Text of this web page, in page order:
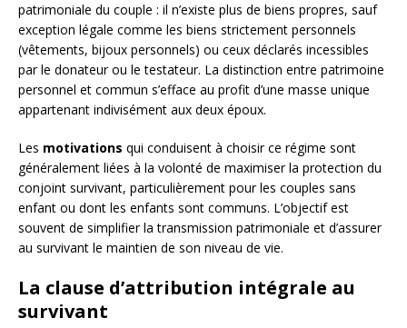
patrimoniale du couple : il n’existe plus de biens propres, sauf
exception légale comme les biens strictement personnels
(vêtements, bijoux personnels) ou ceux déclarés incessibles
par le donateur ou le testateur. La distinction entre patrimoine
personnel et commun s’efface au profit d’une masse unique
appartenant indivisément aux deux époux.
Les motivations qui conduisent à choisir ce régime sont
généralement liées à la volonté de maximiser la protection du
conjoint survivant, particulièrement pour les couples sans
enfant ou dont les enfants sont communs. L’objectif est
souvent de simplifier la transmission patrimoniale et d’assurer
au survivant le maintien de son niveau de vie.
La clause d’attribution intégrale au
survivant